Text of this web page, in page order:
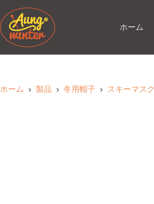
ン
テ
ン
へ
ッ
ホーム
ホーム 製品 冬用帽子 スキーマスク